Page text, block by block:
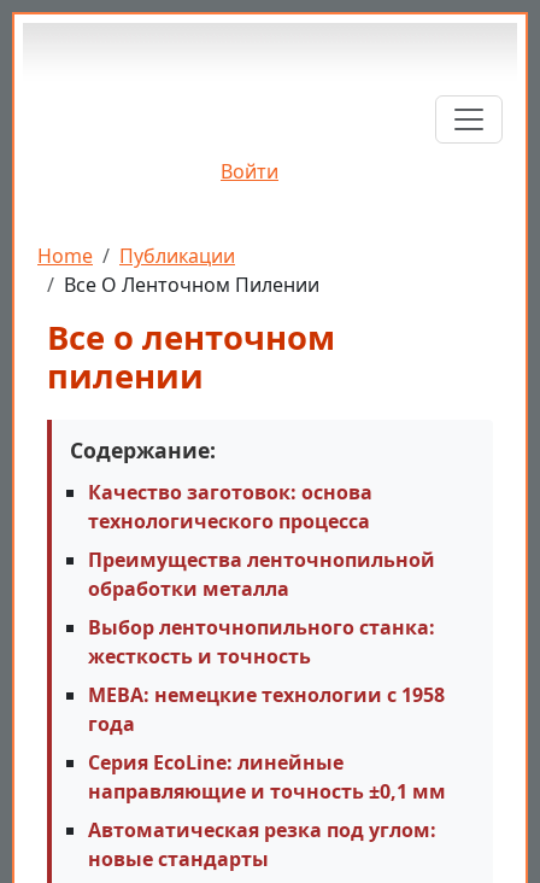
Перейти к основному содержанию
Войти
Строка навигации
Home
Публикации
Все О Ленточном Пилении
Все о ленточном
пилении
Содержание:
Качество заготовок: основа
технологического процесса
Преимущества ленточнопильной
обработки металла
Выбор ленточнопильного станка:
жесткость и точность
MEBA: немецкие технологии с 1958
года
Серия EcoLine: линейные
направляющие и точность ±0,1 мм
Автоматическая резка под углом:
новые стандарты